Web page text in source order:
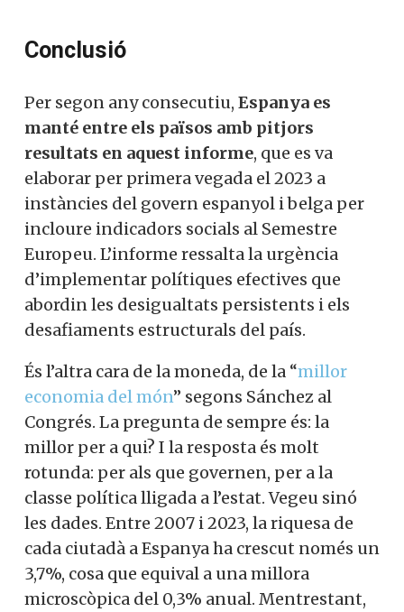
Conclusió
Per segon any consecutiu, Espanya es
manté entre els països amb pitjors
resultats en aquest informe, que es va
elaborar per primera vegada el 2023 a
instàncies del govern espanyol i belga per
incloure indicadors socials al Semestre
Europeu. L’informe ressalta la urgència
d’implementar polítiques efectives que
abordin les desigualtats persistents i els
desafiaments estructurals del país.
És l’altra cara de la moneda, de la “millor
economia del món” segons Sánchez al
Congrés. La pregunta de sempre és: la
millor per a qui? I la resposta és molt
rotunda: per als que governen, per a la
classe política lligada a l’estat. Vegeu sinó
les dades. Entre 2007 i 2023, la riquesa de
cada ciutadà a Espanya ha crescut només un
3,7%, cosa que equival a una millora
microscòpica del 0,3% anual. Mentrestant,